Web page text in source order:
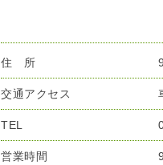
住 所
交通アクセス
TEL
営業時間